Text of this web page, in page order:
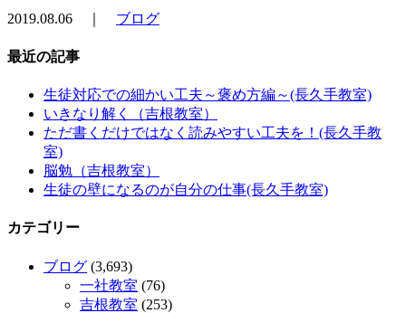
2019.08.06 ｜ ブログ
最近の記事
生徒対応での細かい工夫～褒め方編～(長久手教室)
いきなり解く（吉根教室）
ただ書くだけではなく読みやすい工夫を！(長久手教
室)
脳勉（吉根教室）
生徒の壁になるのが自分の仕事(長久手教室)
カテゴリー
ブログ (3,693)
一社教室 (76)
吉根教室 (253)